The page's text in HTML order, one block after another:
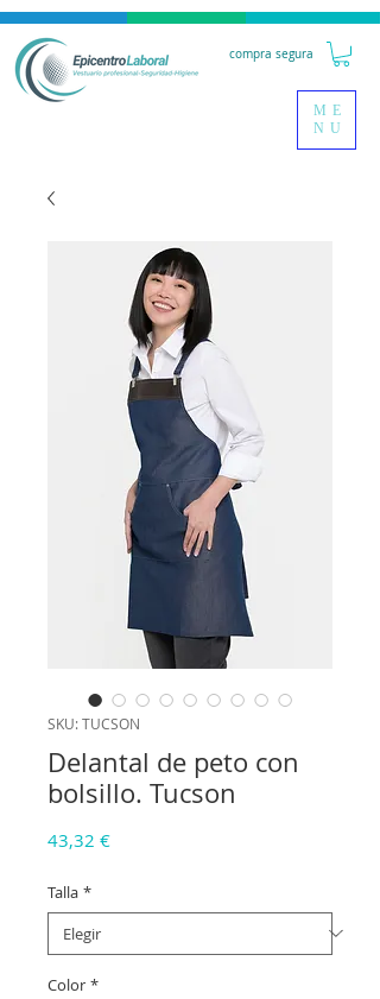
compra segura
ME
NU
SKU: TUCSON
Delantal de peto con
bolsillo. Tucson
43,32 €Precio
Talla *
Color *